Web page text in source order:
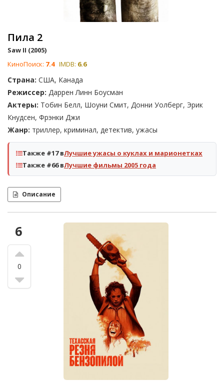
Пила 2
Saw II (2005)
КиноПоиск: 7.4 IMDB: 6.6
Страна: США, Канада
Режиссер: Даррен Линн Боусман
Актеры: Тобин Белл, Шоуни Смит, Донни Уолберг, Эрик
Кнудсен, Фрэнки Джи
Жанр: триллер, криминал, детектив, ужасы
Также #17 вЛучшие ужасы о куклах и марионетках
Также #66 вЛучшие фильмы 2005 года
Описание
6
0